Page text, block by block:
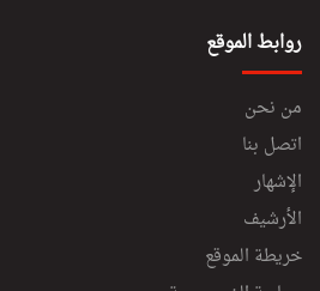
روابط الموقع
من نحن
اتصل بنا
الإشهار
الأرشيف
خريطة الموقع